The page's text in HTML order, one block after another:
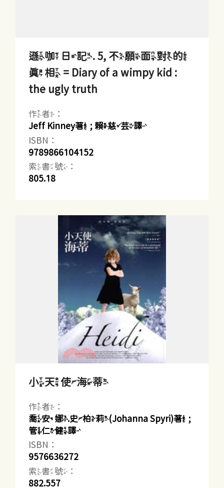
遜咖日記. 5, 不願面對的
真相 = Diary of a wimpy kid :
the ugly truth
作者：
Jeff Kinney著 ; 賴慈芸譯
ISBN：
9789866104152
索書號：
805.18
小天使海蒂
作者：
喬安娜.史柏莉(Johanna Spyri)著 ;
管仁健譯
ISBN：
9576636272
索書號：
882.557